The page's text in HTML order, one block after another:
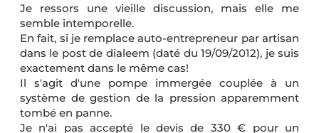
Je ressors une vieille discussion, mais elle me
semble intemporelle.
En fait, si je remplace auto-entrepreneur par artisan
dans le post de dialeem (daté du 19/09/2012), je suis
exactement dans le même cas!
Il s'agit d'une pompe immergée couplée à un
système de gestion de la pression apparemment
tombé en panne.
Je n'ai pas accepté le devis de 330 € pour un